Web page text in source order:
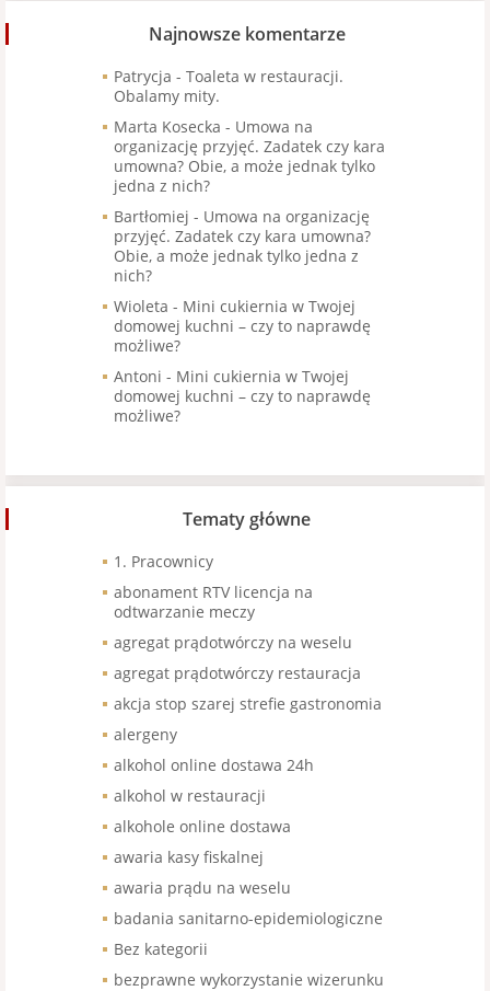
Najnowsze komentarze
Patrycja - Toaleta w restauracji.
Obalamy mity.
Marta Kosecka - Umowa na
organizację przyjęć. Zadatek czy kara
umowna? Obie, a może jednak tylko
jedna z nich?
Bartłomiej - Umowa na organizację
przyjęć. Zadatek czy kara umowna?
Obie, a może jednak tylko jedna z
nich?
Wioleta - Mini cukiernia w Twojej
domowej kuchni – czy to naprawdę
możliwe?
Antoni - Mini cukiernia w Twojej
domowej kuchni – czy to naprawdę
możliwe?
Tematy główne
1. Pracownicy
abonament RTV licencja na
odtwarzanie meczy
agregat prądotwórczy na weselu
agregat prądotwórczy restauracja
akcja stop szarej strefie gastronomia
alergeny
alkohol online dostawa 24h
alkohol w restauracji
alkohole online dostawa
awaria kasy fiskalnej
awaria prądu na weselu
badania sanitarno-epidemiologiczne
Bez kategorii
bezprawne wykorzystanie wizerunku